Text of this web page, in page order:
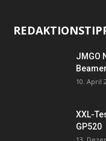
JMGO
10. April
XXL-
GP520